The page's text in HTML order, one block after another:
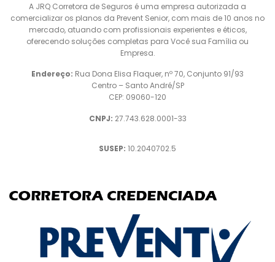
A JRQ Corretora de Seguros é uma empresa autorizada a
comercializar os planos da Prevent Senior, com mais de 10 anos no
mercado, atuando com profissionais experientes e éticos,
oferecendo soluções completas para Você sua Família ou
Empresa.
Endereço: Rua Dona Elisa Flaquer, nº 70, Conjunto 91/93
Centro – Santo André/SP
CEP: 09060-120
CNPJ: 27.743.628.0001-33
SUSEP: 10.2040702.5